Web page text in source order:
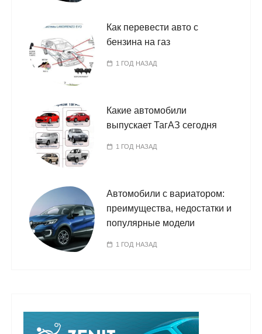
Как перевести авто с
бензина на газ
1 ГОД НАЗАД
Какие автомобили
выпускает ТагАЗ сегодня
1 ГОД НАЗАД
Автомобили с вариатором:
преимущества, недостатки и
популярные модели
1 ГОД НАЗАД